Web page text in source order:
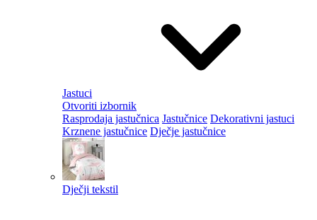
Jastuci
Otvoriti izbornik
Rasprodaja jastučnica Jastučnice Dekorativni jastuci
Krznene jastučnice Dječje jastučnice
Dječji tekstil